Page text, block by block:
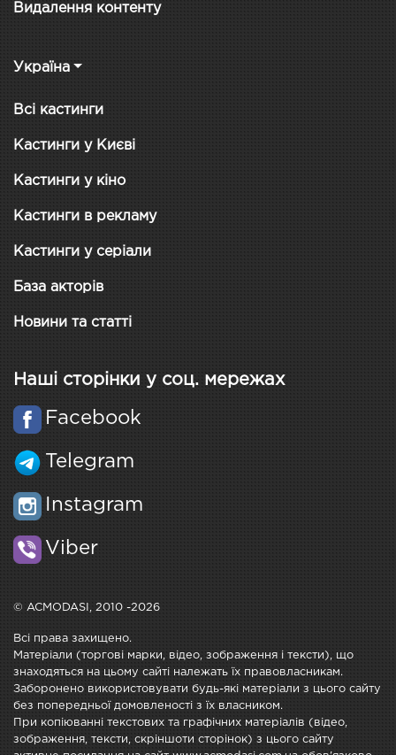
Видалення контенту
Україна
Всі кастинги
Кастинги у Києві
Кастинги у кіно
Кастинги в рекламу
Кастинги у серіали
База акторів
Новини та статті
Наші сторінки у соц. мережах
Facebook
Telegram
Instagram
Viber
© ACMODASI, 2010 -2026
Всі права захищено.
Матеріали (торгові марки, відео, зображення і тексти), що
знаходяться на цьому сайті належать їх правовласникам.
Заборонено використовувати будь-які матеріали з цього сайту
без попередньої домовленості з їх власником.
При копіюванні текстових та графічних матеріалів (відео,
зображення, тексти, скріншоти сторінок) з цього сайту